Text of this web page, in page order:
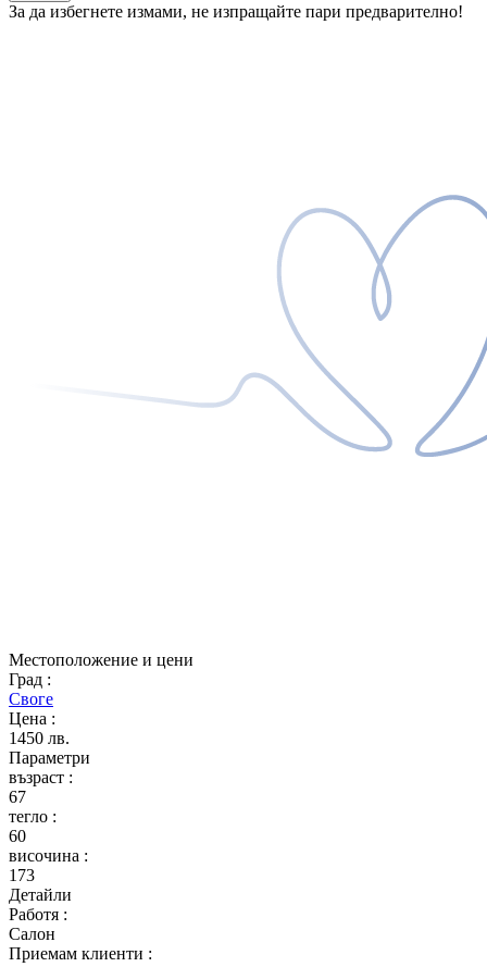
За да избегнете измами, не изпращайте пари предварително!
Местоположение и цени
Град :
Своге
Цена :
1450 лв.
Параметри
възраст :
67
тегло :
60
височина :
173
Детайли
Работя :
Салон
Приемам клиенти :